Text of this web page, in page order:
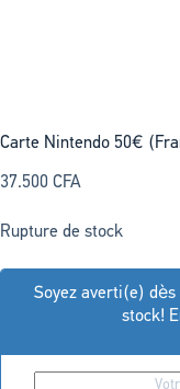
Carte Nintendo 50€
37.500 CFA
Rupture de stock
Soyez averti(e)
stock!